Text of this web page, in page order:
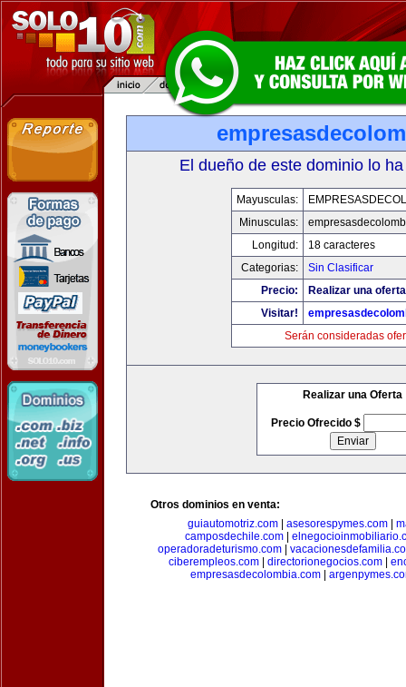
El dueño de este dominio lo
Mayusculas:
Minusculas:
Longitud:
18 caracteres
Categorias:
Sin Clasificar
Precio:
Realizar una
Visitar!
Serán consideradas
Realizar una Oferta
Precio Ofrecido $
Otros dominios en venta:
guiautomotriz.com
asesorespymes.com
camposdechile.com
operadoradeturismo.com
ciberempleos.com| directorionegocios.com|
empresasdecolombia.com|